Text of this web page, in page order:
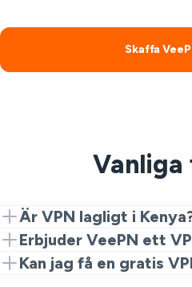
Skaffa
Är VPN lagligt i
Ja. VPN är lagliga för
är olagliga aktiviteter
Erbjuder VeePN ett
Ja. Börja med Chrome-
Kan jag få en gratis